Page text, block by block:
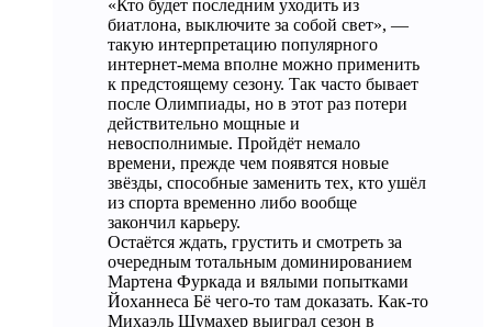
«Кто будет последним уходить из
биатлона, выключите за собой свет», —
такую интерпретацию популярного
интернет-мема вполне можно применить
к предстоящему сезону. Так часто бывает
после Олимпиады, но в этот раз потери
действительно мощные и
невосполнимые. Пройдёт немало
времени, прежде чем появятся новые
звёзды, способные заменить тех, кто ушёл
из спорта временно либо вообще
закончил карьеру.
Остаётся ждать, грустить и смотреть за
очередным тотальным доминированием
Мартена Фуркада и вялыми попытками
Йоханнеса Бё чего-то там доказать. Как-то
Михаэль Шумахер выиграл сезон в